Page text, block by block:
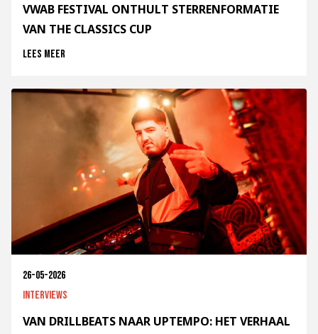
VWAB FESTIVAL ONTHULT STERRENFORMATIE
VAN THE CLASSICS CUP
Lees meer
26-05-2026
Interviews
VAN DRILLBEATS NAAR UPTEMPO: HET VERHAAL